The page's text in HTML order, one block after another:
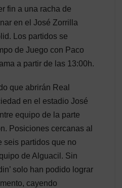
fin a una racha de
en el José Zorrilla
Los partidos se
de Juego con Paco
a partir de las 13:00h.
que abrirán Real
en el estadio José
equipo de la parte
Posiciones cercanas al
seis partidos que no
de Alguacil. Sin
solo han podido lograr
cayendo